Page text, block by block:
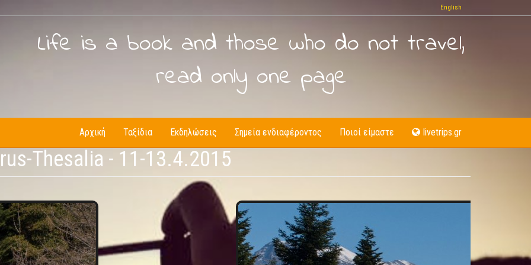
English
Life is a book and those who do not travel,
read only one page
Αρχική Ταξίδια Εκδηλώσεις Σημεία ενδιαφέροντος Ποιοί είμαστε livetrips.gr
Thesalia - 11-13.4.2015